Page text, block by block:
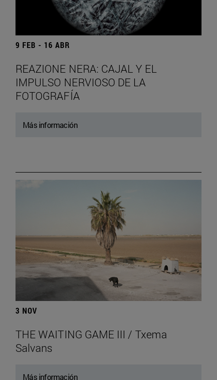
9 FEB - 16 ABR
REAZIONE NERA: CAJAL Y EL
IMPULSO NERVIOSO DE LA
FOTOGRAFÍA
Más información
3 NOV
THE WAITING GAME III / Txema
Salvans
Más información